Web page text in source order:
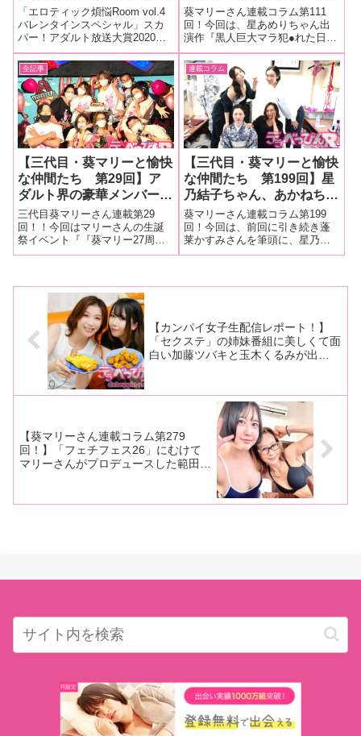
主催のフリマが開催！ 並
木塔子、葵マリー、範田
紗々、島津かおる、児玉る
み、 みづきあかり、清水
くるみがお宝グッズ、私物
などを販売！
「エロティック煩悩Room vol.4
バレンタインスペシャル」スカ
パー！アダルト放送大賞2020熟
女女優賞にノミネートされた伊
織涼子さん、初代ミニスカポリ
スで女優の福山理子さん、女
優・モデル・マルチパフォーマ
ーとして活躍する若林美保さん
が
虜に！？ 星あめりちゃん
の黒人解禁作品撮影現場を
大量画像でレポート！
葵マリーさん連載コラム第111
回！今回は、星あめりちゃん出
演作『黒人巨大マラ犯●れた日本
人美女 新婚生活が一変…優しさ
が生んだスレ違いの日々 友人に
売られた悲しき若妻の悲劇！！
【初黒人解禁作品！！】 星あめ
り』（グローバルメディアエン
タテイ
全記事
【三代目・葵マリーと愉快
な仲間たち 第29回】ア
ダルト界の豪華メンバーが
勢揃い！！ マリーさんの
生誕祭イベント『『葵マリ
ー27周年&生誕祭』』を大
量画像でレポート！
三代目葵マリーさん連載第29
回！！今回はマリーさんの生誕
祭イベント『『葵マリー27周年&
生誕祭』』を大量画像でレポー
載はこちら『葵マリー27周年&生
誕祭』人生初の自分の生誕祭を
真咲南
連載コラム
【三代目・葵マリーと愉快
な仲間たち 第199回】星
乃結子ちゃん、あかねちゃ
ん、望月あやかちゃんが出
演した三代目・葵マリープ
ロデュース新宿ニューアー
トSM興行・蓬莱かすみ
DAY」第２部をレポー
葵マリーさん連載コラム第199
回！今回は、前回に引き続き蓬
莱かすみさんを筆頭に、星乃結
子ちゃん、あかねちゃん、望月
【カンパイ女子生配信レポート！】
「セクステ」の姉妹番組に美しくて面
白い加藤ツバキと玉木くるみが出
【葵マリーさん連載コラム第279
回！】「フェチフェス26」にむけて
マリーさんがプロデュースした範田